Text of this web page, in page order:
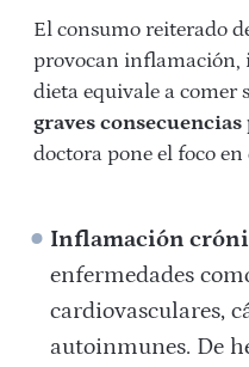
El consumo reiterado
provocan inflamación,
dieta equivale a comer
graves
doctora pone el foco en
Inflamación
enfermedades
cardiovasculares,
autoinmunes. De